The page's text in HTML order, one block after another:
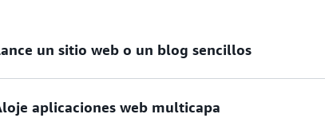
un sitio web o un blog sencillos
de reglas en las conexiones entrantes y salientes.
aplicaciones web multicapa